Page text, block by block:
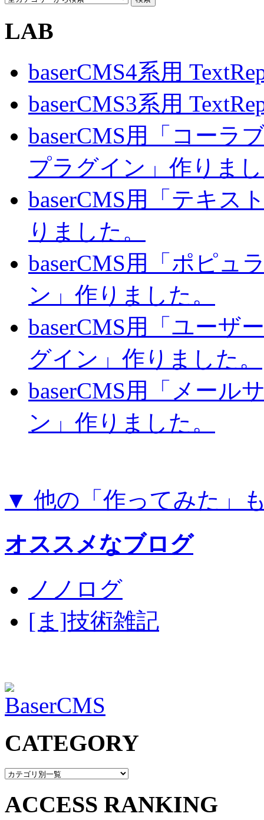
LAB
baserCMS4系用
baserCMS3系用
baserCMS用「コーラ
プラグイン」作りま
baserCMS用「テキス
りました。
baserCMS用「ポピュ
ン」作りました。
baserCMS用「ユーザ
グイン」作りました。
baserCMS用「メール
ン」作りました。
▼ 他の「作ってみた」
オススメなブログ
ノノログ
[ま]技術雑記
CATEGORY
ACCESS RANKING